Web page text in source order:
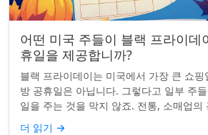
어떤 미국 주들이 블랙 프라이데
휴일을 제공합니까?
블랙 프라이데이는 미국에서 가장 큰 쇼
방 공휴일은 아닙니다. 그렇다고 일부 주
일을 주는 것을 막지 않죠. 전통, 소매업의
수감사절을 연장하는 것과 관...
더 읽기 →